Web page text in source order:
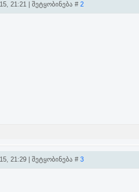
21:21 | შეტყობინება # 2
21:29 | შეტყობინება # 3